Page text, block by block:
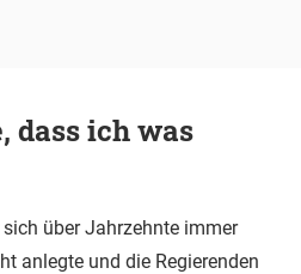
dass ich was
über Jahrzehnte immer
anlegte und die Regierenden